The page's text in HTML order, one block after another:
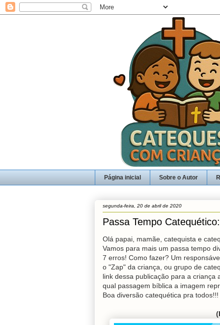
Página inicial Sobre o Autor
segunda-feira, 20 de abril de 2020
Passa Tempo
Olá papai, mamãe, catequista e
Vamos para mais um passa tempo
7 erros! Como fazer? Um
o "Zap" da criança, ou grupo de
link dessa publicação para a
qual passagem bíblica a imagem
Boa diversão catequética pra todos!!!